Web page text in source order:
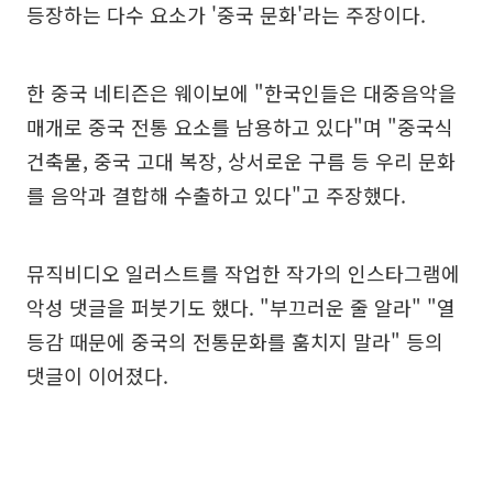
등장하는 다수 요소가 '중국 문화'라는 주장이다.
한 중국 네티즌은 웨이보에 "한국인들은 대중음악을
매개로 중국 전통 요소를 남용하고 있다"며 "중국식
건축물, 중국 고대 복장, 상서로운 구름 등 우리 문화
를 음악과 결합해 수출하고 있다"고 주장했다.
뮤직비디오 일러스트를 작업한 작가의 인스타그램에
악성 댓글을 퍼붓기도 했다. "부끄러운 줄 알라" "열
등감 때문에 중국의 전통문화를 훔치지 말라" 등의
댓글이 이어졌다.